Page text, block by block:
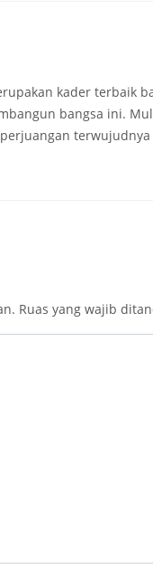
kader terbaik
bangsa ini.
terwujudnya
Ruas yang wajib